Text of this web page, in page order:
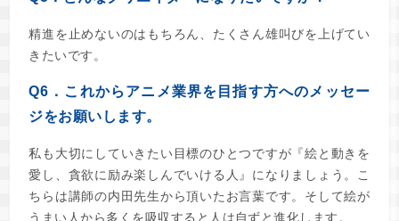
精進を止めないのはもちろん、たくさん雄叫びを上げてい
きたいです。
Q6．これからアニメ業界を目指す方へのメッセー
ジをお願いします。
私も大切にしていきたい目標のひとつですが『絵と動きを
愛し、貪欲に励み楽しんでいける人』になりましょう。こ
ちらは講師の内田先生から頂いたお言葉です。そして絵が
うまい人から多くを吸収すると人は自ずと進化します。